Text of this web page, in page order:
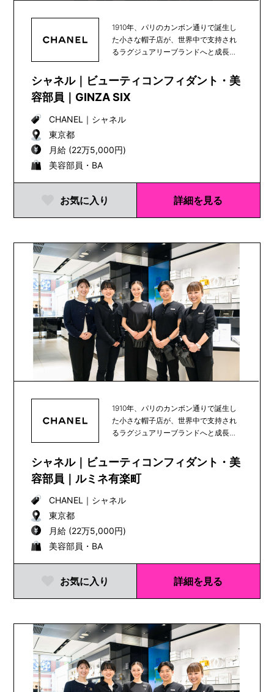
1910年、パリのカンボン通りで誕生し
た小さな帽子店が、世界中で支持され
るラグジュアリーブランドへと成長
シャネル｜ビューティコンフィダント・美
容部員｜GINZA SIX
CHANEL ｜ シャネル
東京都
月給 (22万5,000円)
美容部員・BA
お気に入り 詳細を見る
1910年、パリのカンボン通りで誕生し
た小さな帽子店が、世界中で支持され
るラグジュアリーブランドへと成長
シャネル｜ビューティコンフィダント・美
容部員｜ルミネ有楽町
CHANEL ｜ シャネル
東京都
月給 (22万5,000円)
美容部員・BA
お気に入り 詳細を見る